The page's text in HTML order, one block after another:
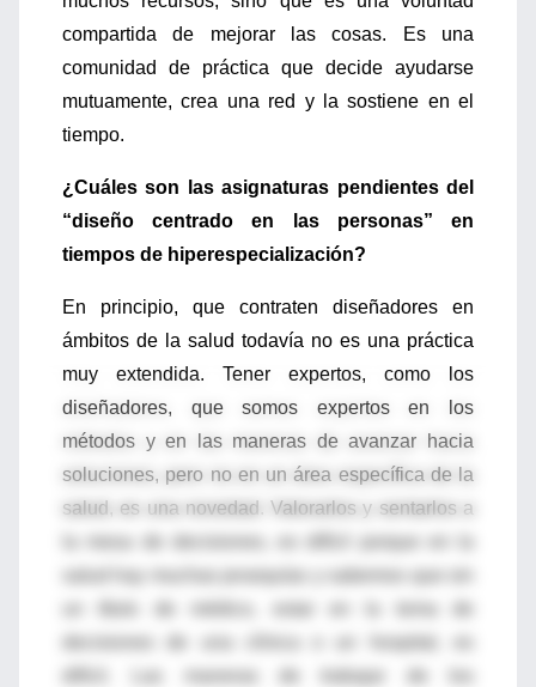
compartida de mejorar las cosas. Es una
comunidad de práctica que decide ayudarse
mutuamente, crea una red y la sostiene en el
tiempo.
¿Cuáles son las asignaturas pendientes del
“diseño centrado en las personas” en
tiempos de hiperespecialización?
En principio, que contraten diseñadores en
ámbitos de la salud todavía no es una práctica
muy extendida. Tener expertos, como los
diseñadores, que somos expertos en los
métodos y en las maneras de avanzar hacia
soluciones, pero no en un área específica de la
salud, es una novedad. Valorarlos y sentarlos a
la mesa de decisiones, es difícil porque en la